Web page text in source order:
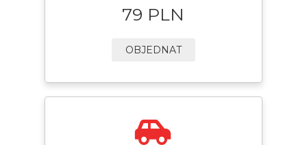
79 PLN
OBJEDNAT